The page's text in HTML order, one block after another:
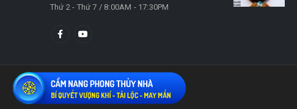
Thứ 2 - Thứ 7 / 8:00AM - 17:30PM